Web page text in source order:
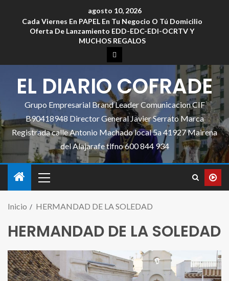
agosto 10, 2026
Cada Viernes En PAPEL En Tu Negocio O Tú Domicilio
Oferta De Lanzamiento EDD-EDC-EDI-OCRTV Y
MUCHOS REGALOS
EL DIARIO COFRADE
Grupo Empresarial Brand Leader Comunicacion CIF
B90418948 Director General Javier Serrato Marca
Registrada calle Antonio Machado local 5a 41927 Mairena
del Alajarafe tlfno 600 844 934
Inicio HERMANDAD DE LA SOLEDAD
HERMANDAD DE LA SOLEDAD